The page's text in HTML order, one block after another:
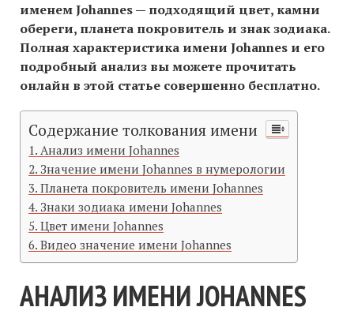
именем Johannes — подходящий цвет, камни
обереги, планета покровитель и знак зодиака.
Полная характеристика имени Johannes и его
подробный анализ вы можете прочитать
онлайн в этой статье совершенно бесплатно.
Содержание толкования имени
Анализ имени Johannes
Значение имени Johannes в нумерологии
Планета покровитель имени Johannes
Знаки зодиака имени Johannes
Цвет имени Johannes
Видео значение имени Johannes
АНАЛИЗ ИМЕНИ JOHANNES